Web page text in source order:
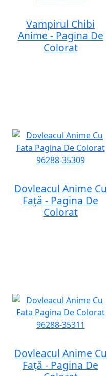
Vampirul Chibi
Anime - Pagina De
Colorat
Dovleacul Anime Cu
Față - Pagina De
Colorat
Dovleacul Anime Cu
Față - Pagina De